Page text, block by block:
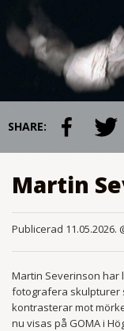
SHARE:
Martin
Publicerad 11.05.2026.
Martin Severinson har
fotografera skulpturer
kontrasterar mot
nu visas på GOMA i